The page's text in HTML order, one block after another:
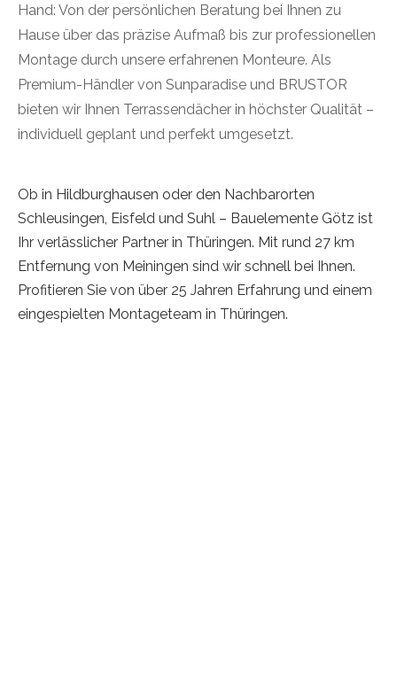
Hand: Von der persönlichen Beratung bei Ihnen zu
Hause über das präzise Aufmaß bis zur professionellen
Montage durch unsere erfahrenen Monteure. Als
Premium-Händler von Sunparadise und BRUSTOR
bieten wir Ihnen Terrassendächer in höchster Qualität –
individuell geplant und perfekt umgesetzt.
Ob in Hildburghausen oder den Nachbarorten
Schleusingen, Eisfeld und Suhl – Bauelemente Götz ist
Ihr verlässlicher Partner in Thüringen. Mit rund 27 km
Entfernung von Meiningen sind wir schnell bei Ihnen.
Profitieren Sie von über 25 Jahren Erfahrung und einem
eingespielten Montageteam in Thüringen.